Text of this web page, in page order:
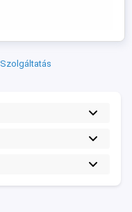
Szolgáltatás